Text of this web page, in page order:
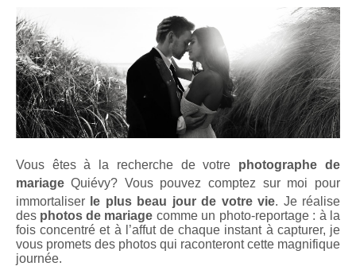
Vous êtes à la recherche de votre photographe de
mariage Quiévy? Vous pouvez comptez sur moi pour
immortaliser le plus beau jour de votre vie. Je réalise
des photos de mariage comme un photo-reportage : à la
fois concentré et à l’affut de chaque instant à capturer, je
vous promets des photos qui raconteront cette magnifique
journée.